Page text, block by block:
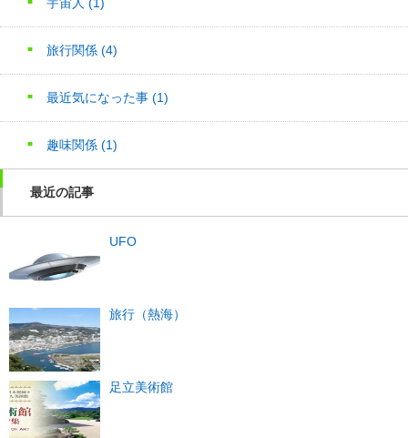
旅行関係 (4)
最近気になった事 (1)
趣味関係 (1)
最近の記事
UFO
旅行（熱海）
足立美術館